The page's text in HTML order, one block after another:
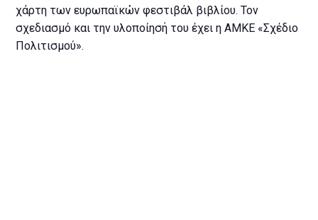
χάρτη των ευρωπαϊκών φεστιβάλ βιβλίου. Τον
σχεδιασμό και την υλοποίησή του έχει η ΑΜΚΕ «Σχέδιο
Πολιτισμού».